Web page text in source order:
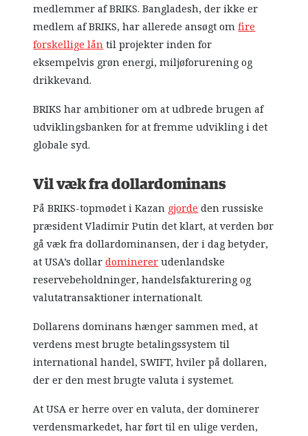
medlemmer af BRIKS. Bangladesh, der ikke er
medlem af BRIKS, har allerede ansøgt omfire
forskellige låntil projekter inden for
eksempelvis grøn energi, miljøforurening og
drikkevand.
BRIKS har ambitioner om at udbrede brugen af
udviklingsbanken for at fremme udvikling i det
globale syd.
Vil væk fra dollardominans
På BRIKS-topmødet i Kazan gjorde den russiske
præsident Vladimir Putin det klart, at verden bør
gå væk fra dollardominansen, der i dag betyder,
at USA’s dollardominererudenlandske
reservebeholdninger, handelsfakturering og
valutatransaktioner internationalt.
Dollarens dominans hænger sammen med, at
verdens mest brugte betalingssystem til
international handel, SWIFT, hviler på dollaren,
der er den mest brugte valuta i systemet.
At USA er herre over en valuta, der dominerer
verdensmarkedet, har ført til en ulige verden,